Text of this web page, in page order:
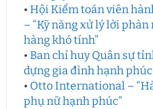
• Hội Kiểm toán viên
– “Kỹ năng xử lý lời
hàng khó tính”
• Ban chỉ huy Quân sự
dựng gia đình hạnh
• Otto International –
phụ nữ hạnh phúc”